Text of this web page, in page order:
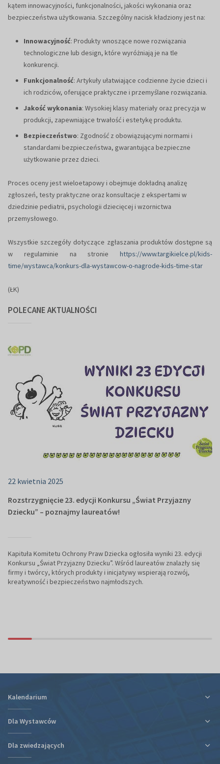
kątem innowacyjności, funkcjonalności, jakości wykonania oraz
bezpieczeństwa użytkowania. Szczególny nacisk kładziony jest na:
Innowacyjność: Produkty wnoszące nowe rozwiązania
technologiczne lub design, które wyróżniają je na tle
konkurencji.
Funkcjonalność: Artykuły ułatwiające codzienne życie dzieci i
ich rodziców, oferujące praktyczne i przemyślane rozwiązania.
Jakość wykonania: Wysokiej klasy materiały oraz precyzja w
produkcji, zapewniające trwałość i estetykę produktu.
Bezpieczeństwo: Zgodność z obowiązującymi normami i
standardami bezpieczeństwa, gwarantująca bezpieczne
użytkowanie przez dzieci.
Proces oceny jest wieloetapowy i obejmuje dokładną analizę
zgłoszeń, testy praktyczne oraz konsultacje z ekspertami w
dziedzinie pediatrii, psychologii dziecięcej i wzornictwa
przemysłowego.
Wszystkie szczegóły dotyczące zgłaszania produktów dostępne są
w regulaminie na stronie https://www.targikielce.pl/kids-
time/wystawca/konkurs-dla-wystawcow-o-nagrode-kids-time-star
(ŁK)
POLECANE AKTUALNOŚCI
22 kwietnia 2025
Rozstrzygnięcie 23. edycji Konkursu „Świat Przyjazny
Dziecku” – poznajmy laureatów!
Kapituła Komitetu Ochrony Praw Dziecka ogłosiła wyniki 23. edycji
Konkursu „Świat Przyjazny Dziecku”. Wśród laureatów znalazły się
firmy i twórcy, których produkty i inicjatywy wspierają rozwój,
kreatywność i bezpieczeństwo najmłodszych.
Kalendarium
Dla Wystawców
Ulga podatkowa za udział w targach
Dla zwiedzających